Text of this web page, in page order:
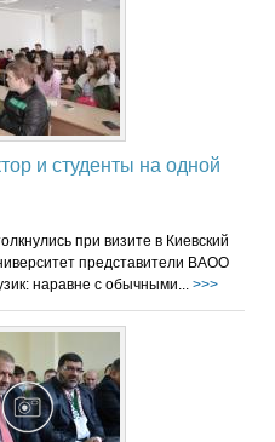
и студенты на одной
при визите в Киевский
представители ВАОО
наравне с обычными... >>>